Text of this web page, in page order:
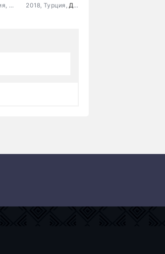
2022, Турция,
Драма2018, Турция, Драма